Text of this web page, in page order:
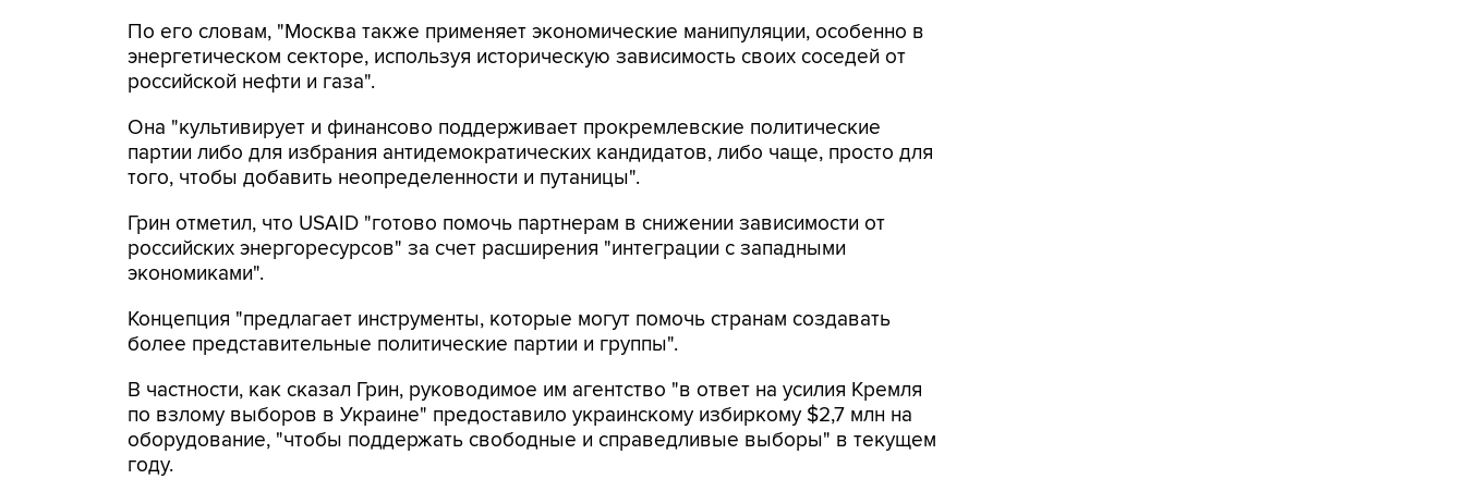
По его словам, "Москва также применяет экономические манипуляции, особенно в
энергетическом секторе, используя историческую зависимость своих соседей от
российской нефти и газа".
Она "культивирует и финансово поддерживает прокремлевские политические
партии либо для избрания антидемократических кандидатов, либо чаще, просто для
того, чтобы добавить неопределенности и путаницы".
Грин отметил, что USAID "готово помочь партнерам в снижении зависимости от
российских энергоресурсов" за счет расширения "интеграции с западными
экономиками".
Концепция "предлагает инструменты, которые могут помочь странам создавать
более представительные политические партии и группы".
В частности, как сказал Грин, руководимое им агентство "в ответ на усилия Кремля
по взлому выборов в Украине" предоставило украинскому избиркому $2,7 млн на
оборудование, "чтобы поддержать свободные и справедливые выборы" в текущем
году.